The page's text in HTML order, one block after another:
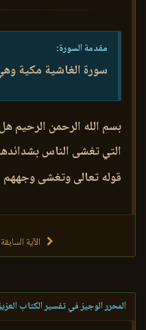
مقدمة السورة:
سورة الغاشية مكية
بسم الله الرحمن الرحيم
التي تغشى الناس
قوله تعالى وتغشى وجههم
الآية السابقة
المحرر الوجيز في تفسير الكتاب